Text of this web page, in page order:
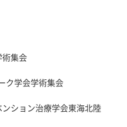
集会
ク学会学術集会
ション治療学会東海北陸